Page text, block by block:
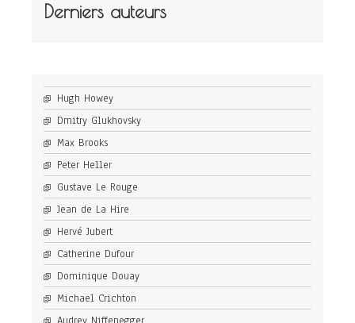
Derniers auteurs
Hugh Howey
Dmitry Glukhovsky
Max Brooks
Peter Heller
Gustave Le Rouge
Jean de La Hire
Hervé Jubert
Catherine Dufour
Dominique Douay
Michael Crichton